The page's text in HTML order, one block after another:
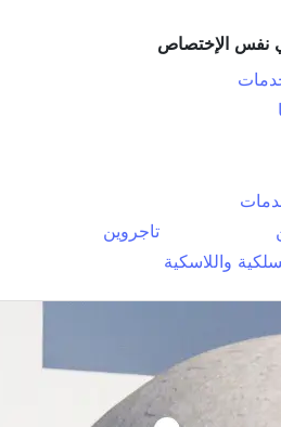
نفس الإختصاص
تاجروين
واللاسكية